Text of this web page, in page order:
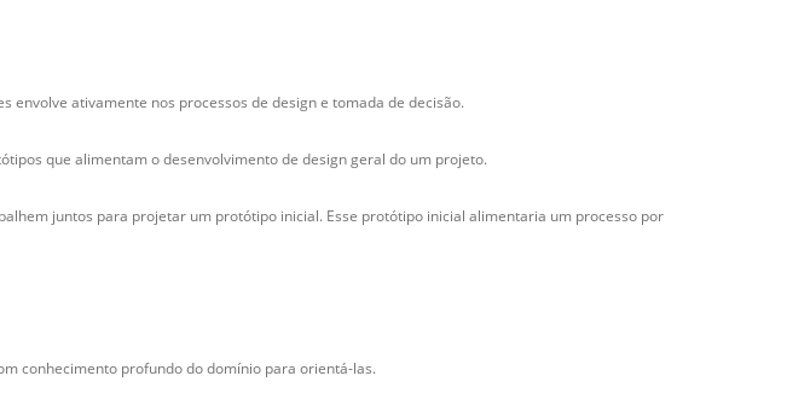
envolve ativamente nos processos de design e tomada de decisão.
que alimentam o desenvolvimento de design geral do um projeto.
juntos para projetar um protótipo inicial. Esse protótipo inicial alimentaria um processo por
conhecimento profundo do domínio para orientá-las.